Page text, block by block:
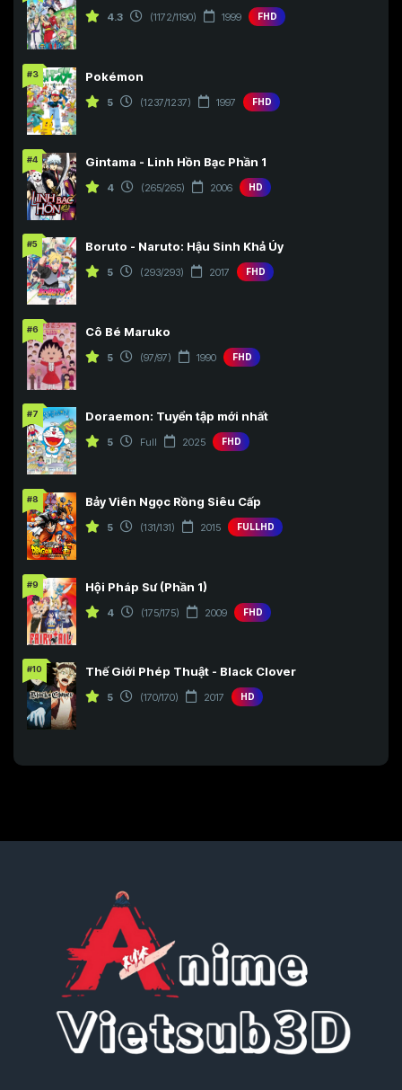
4.3 (1172/1190) 1999 FHD
#3 Pokémon
5 (1237/1237) 1997 FHD
#4 Gintama - Linh Hồn Bạc Phần 1
4 (265/265) 2006 HD
#5 Boruto - Naruto: Hậu Sinh Khả Úy
5 (293/293) 2017 FHD
#6 Cô Bé Maruko
5 (97/97) 1990 FHD
#7 Doraemon: Tuyển tập mới nhất
5 Full 2025 FHD
#8 Bảy Viên Ngọc Rồng Siêu Cấp
5 (131/131) 2015 FULLHD
#9 Hội Pháp Sư (Phần 1)
4 (175/175) 2009 FHD
#10 Thế Giới Phép Thuật - Black Clover
5 (170/170) 2017 HD